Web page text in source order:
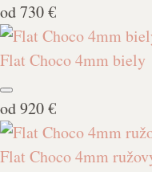
od730 €
Flat Choco 4mm biely
od920 €
Flat Choco 4mm